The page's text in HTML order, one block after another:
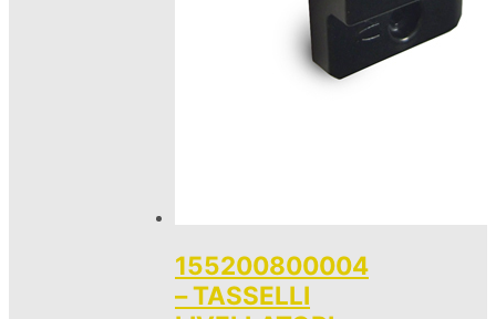
155200800004
– TASSELLI